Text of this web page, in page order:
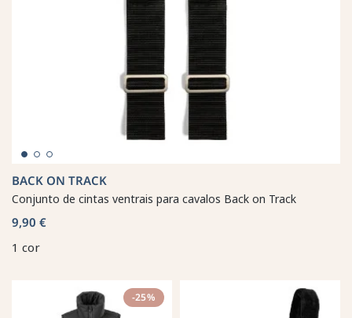
BACK ON TRACK
Conjunto de cintas ventrais para cavalos Back on Track
9,90 €
1 cor
-25%